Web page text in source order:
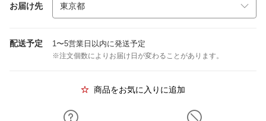
お届け先
配送予定 1〜5営業日以内に発送予定
※注文個数によりお届け日が変わることがあります。
商品をお気に入りに追加